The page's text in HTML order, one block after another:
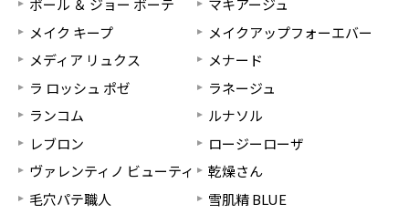
ポール ＆ ジョー ボーテ
マキアージュ
メイク キープ
メイクアップフォーエバー
メディア リュクス
メナード
ラ ロッシュ ポゼ
ラネージュ
ランコム
ルナソル
レブロン
ロージーローザ
ヴァレンティノ ビューティ
乾燥さん
毛穴パテ職人
雪肌精 BLUE